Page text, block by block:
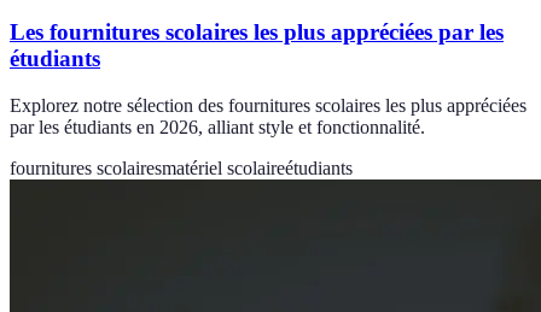
Les fournitures scolaires les plus appréciées par les
étudiants
Explorez notre sélection des fournitures scolaires les plus appréciées
par les étudiants en 2026, alliant style et fonctionnalité.
fournitures scolairesmatériel scolaireétudiants